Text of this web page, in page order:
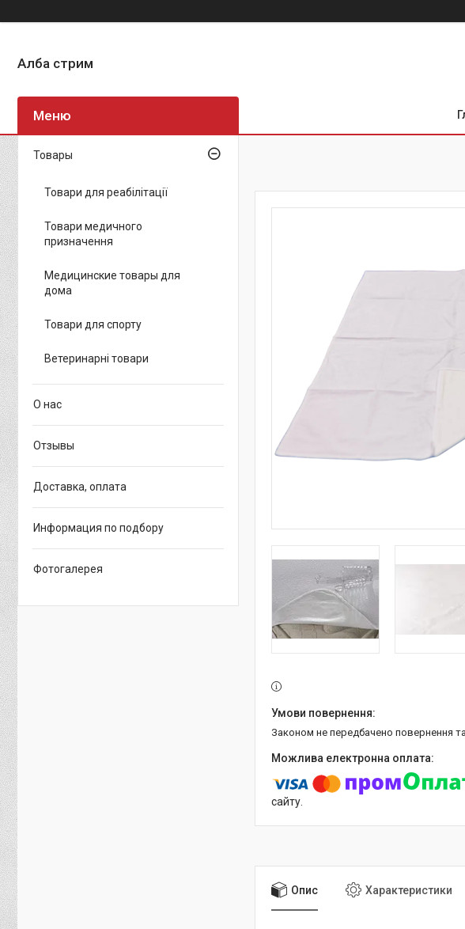
Алба стрим
Законом не передбачено повернення
сайту.
Опис Характеристики
Товары
Товари для реабілітації
Товари медичного
призначення
Медицинские товары для
дома
Товари для спорту
Ветеринарні товари
О нас
Отзывы
Доставка, оплата
Информация по подбору
Фотогалерея